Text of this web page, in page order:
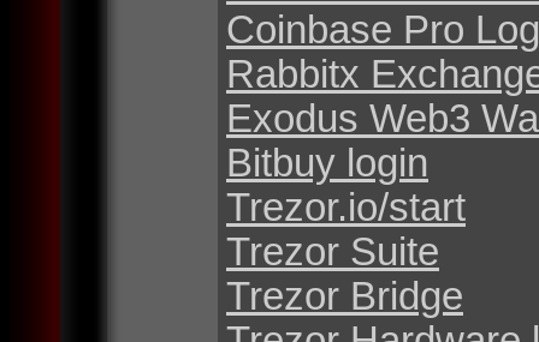
Coinbase Pro
Rabbitx
Exodus Web3
Bitbuy login
Trezor.io/start
Trezor Suite
Trezor Bridge